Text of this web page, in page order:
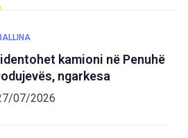
kamioni në Penuhë
ngarkesa
07/2026